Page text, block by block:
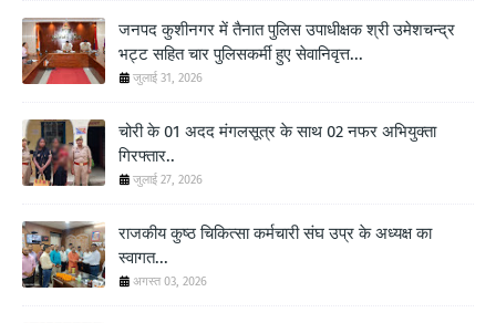
जनपद कुशीनगर में तैनात पुलिस उपाधीक्षक श्री उमेशचन्द्र
भट्ट सहित चार पुलिसकर्मी हुए सेवानिवृत्त...
जुलाई 31, 2026
चोरी के 01 अदद मंगलसूत्र के साथ 02 नफर अभियुक्ता
गिरफ्तार..
जुलाई 27, 2026
राजकीय कुष्ठ चिकित्सा कर्मचारी संघ उप्र के अध्यक्ष का
स्वागत...
अगस्त 03, 2026